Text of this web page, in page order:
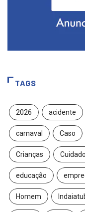
TAGS
2026 acidente
carnaval Caso
Crianças
educação
Homem